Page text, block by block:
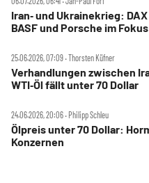
Iran‑ und Ukrainekrieg:
BASF und Porsche im Fokus
25.06.2026, 07:09 ‧ Thorsten Küfner
Verhandlungen zwischen
WTI‑Öl fällt unter 70 Dollar
24.06.2026, 20:06 ‧ Philipp Schleu
Ölpreis unter 70 Dollar:
Konzernen